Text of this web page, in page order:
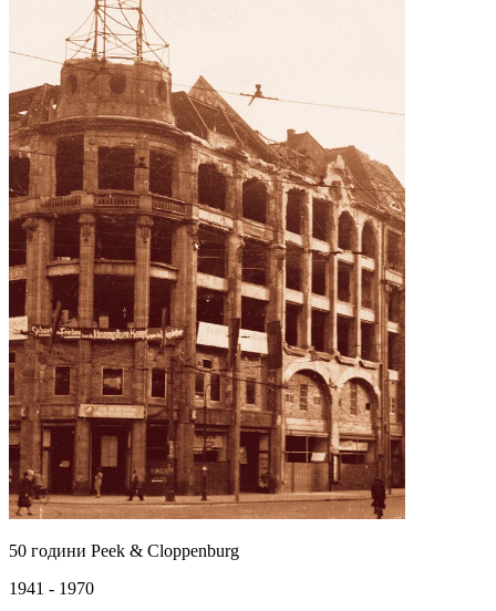
50 години Peek & Cloppenburg
1941 - 1970